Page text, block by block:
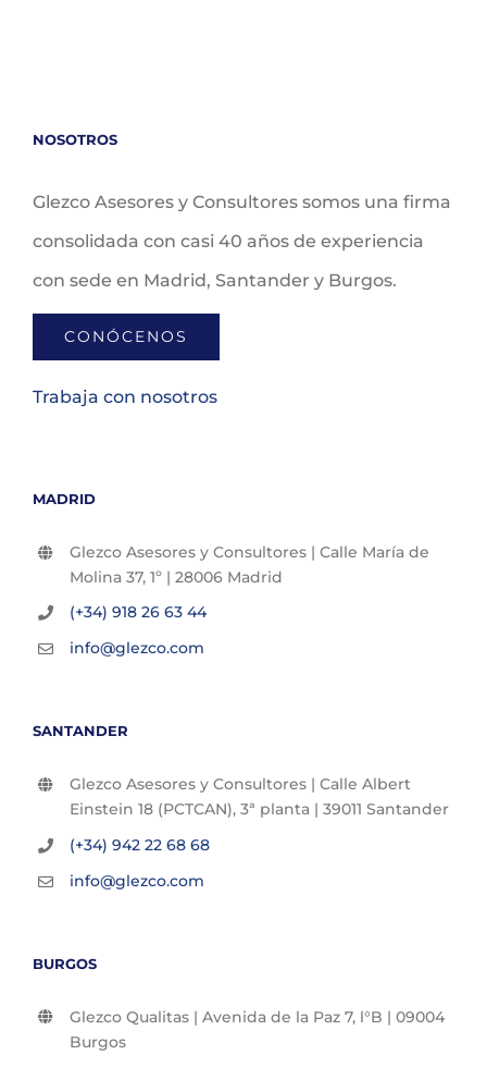
NOSOTROS
Glezco Asesores y Consultores somos una firma
consolidada con casi 40 años de experiencia
con sede en Madrid, Santander y Burgos.
CONÓCENOS
Trabaja con nosotros
MADRID
Glezco Asesores y Consultores | Calle María de
Molina 37, 1º | 28006 Madrid
(+34) 918 26 63 44
info@glezco.com
SANTANDER
Glezco Asesores y Consultores | Calle Albert
Einstein 18 (PCTCAN), 3ª planta | 39011 Santander
(+34) 942 22 68 68
info@glezco.com
BURGOS
Glezco Qualitas | Avenida de la Paz 7, l°B | 09004
Burgos